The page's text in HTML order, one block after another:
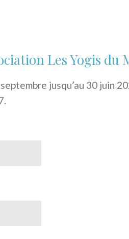
Les Yogis
jusqu’au 30 juin